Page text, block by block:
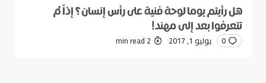
هل رأيتم يوما لوحة فنية على رأس إنسان؟ إذاً لم
تتعرفوا بعد إلى مهند!
0 يوليو 1, 2017 2 min read